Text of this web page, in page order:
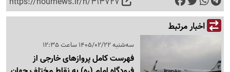
اخبار مرتبط
سه‌شنبه 1405/02/22 ساعت 12:35
فهرست کامل پروازهای خارجی از